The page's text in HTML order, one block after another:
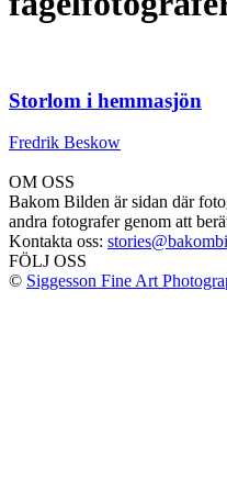
Storlom i hemmasjön
Fredrik Beskow
OM OSS
Bakom Bilden är sidan där
andra fotografer genom att
Kontakta oss:
FÖLJ OSS
© Siggesson Fine Art